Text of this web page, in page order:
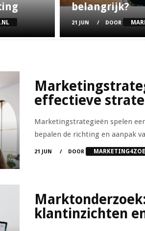
belangrijk?
21 JUN DOOR
effectieve
Marketingstrategieën spelen
bepalen de richting en aanpak
21 JUN DOOR
klantinzichten